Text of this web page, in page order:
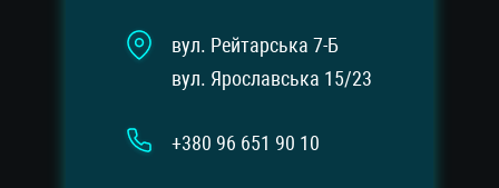
вул. Рейтарська 7-Б
вул. Ярославська 15/23
+380 96 651 90 10